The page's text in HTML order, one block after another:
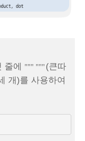
줄에 """ """ (큰따
개)를 사용하여